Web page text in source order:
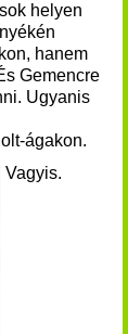
helyen
hanem
Gemencre
Ugyanis
ágakon.
Vagyis.